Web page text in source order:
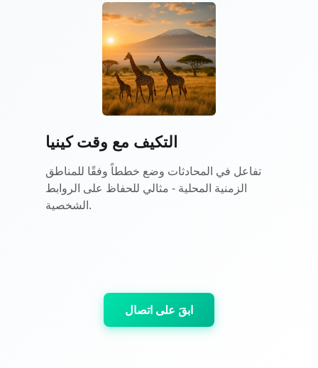
التكيف مع وقت كينيا
تفاعل في المحادثات وضع خططاً وفقًا للمناطق
الزمنية المحلية - مثالي للحفاظ على الروابط
الشخصية.
ابقَ على اتصال